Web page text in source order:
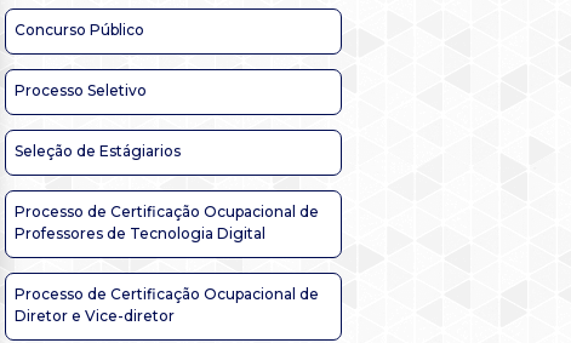
Concurso Público
Processo Seletivo
Seleção de Estágiarios
Processo de Certificação Ocupacional de
Professores de Tecnologia Digital
Processo de Certificação Ocupacional de
Diretor e Vice-diretor